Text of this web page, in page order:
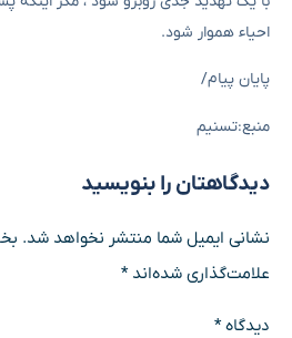
احیاء هموار شود.
پایان پیام/
منبع:تسنیم
دیدگاهتان را بنویسید
نشانی ایمیل شما منتشر نخواهد شد.
علامت‌گذاری شده‌اند*
دیدگاه*